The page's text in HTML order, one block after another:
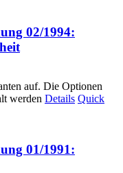
02/1994:
auf. Die Optionen
werden Details Quick
01/1991: